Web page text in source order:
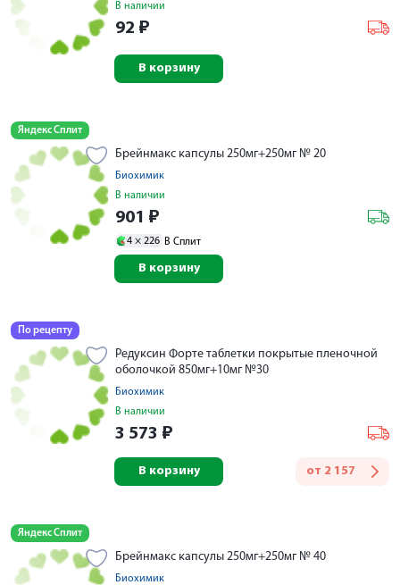
В наличии
92 ₽
В корзину
Яндекс Сплит
Брейнмакс капсулы 250мг+250мг № 20
Биохимик
В наличии
901 ₽
4 × 226 В Сплит
В корзину
По рецепту
Редуксин Форте таблетки покрытые пленочной
оболочкой 850мг+10мг №30
Биохимик
В наличии
3 573 ₽
от 2 157
В корзину
Яндекс Сплит
Брейнмакс капсулы 250мг+250мг № 40
Биохимик